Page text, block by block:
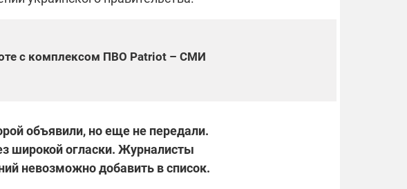
с комплексом ПВО Patriot – СМИ
объявили, но еще не передали.
широкой огласки. Журналисты
невозможно добавить в список.